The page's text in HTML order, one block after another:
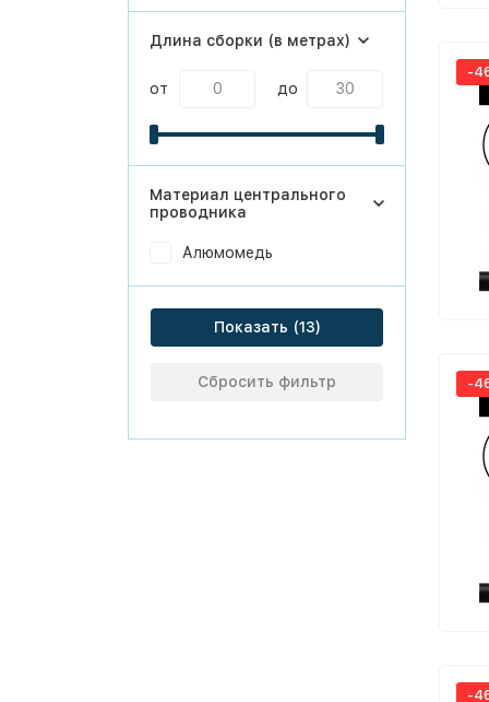
-
-
-
Длина сборки (в метрах)
от до
Материал центрального
проводника
Алюмомедь
Показать
Сбросить фильтр